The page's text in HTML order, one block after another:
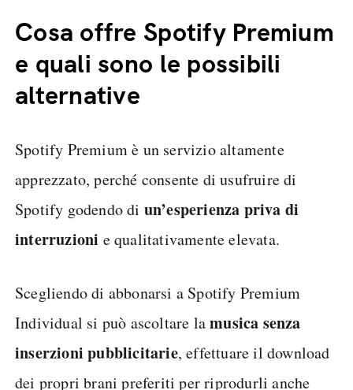
Cosa offre Spotify Premium
e quali sono le possibili
alternative
Spotify Premium è un servizio altamente
apprezzato, perché consente di usufruire di
Spotify godendo di un’esperienza priva di
interruzioni e qualitativamente elevata.
Scegliendo di abbonarsi a Spotify Premium
Individual si può ascoltare lamusica senza
inserzioni pubblicitarie, effettuare il download
dei propri brani preferiti per riprodurli anche